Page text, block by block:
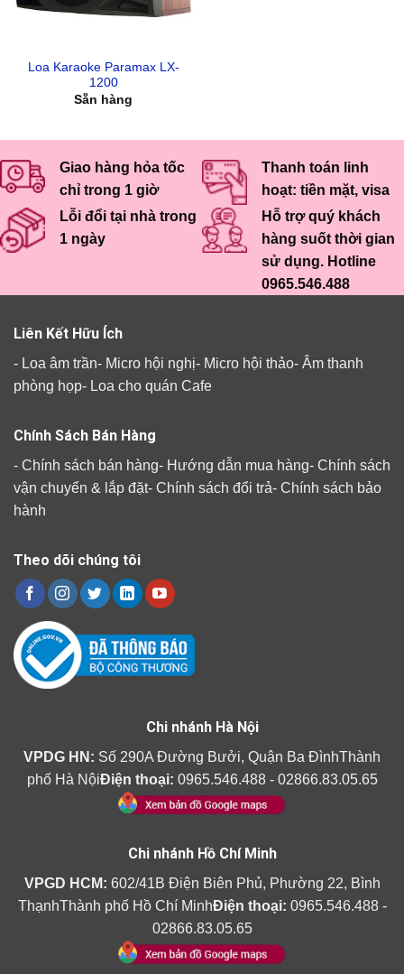
Loa Karaoke Paramax LX-
1200
Sẵn hàng
Giao hàng hỏa tốc
chỉ trong 1 giờ
Thanh toán linh
hoạt: tiền mặt, visa
Lỗi đổi tại nhà trong
1 ngày
Hỗ trợ quý khách
hàng suốt thời gian
sử dụng. Hotline
0965.546.488
Liên Kết Hữu Ích
- Loa âm trần- Micro hội nghị- Micro hội thảo- Âm thanh
phòng họp- Loa cho quán Cafe
Chính Sách Bán Hàng
- Chính sách bán hàng- Hướng dẫn mua hàng- Chính sách
vận chuyển & lắp đặt- Chính sách đổi trả- Chính sách bảo
hành
Theo dõi chúng tôi
Chi nhánh Hà Nội
VPDG HN: Số 290A Đường Bưởi, Quận Ba ĐìnhThành
phố Hà NộiĐiện thoại: 0965.546.488 - 02866.83.05.65
Chi nhánh Hồ Chí Minh
VPGD HCM: 602/41B Điện Biên Phủ, Phường 22, Bình
ThạnhThành phố Hồ Chí MinhĐiện thoại: 0965.546.488 -
02866.83.05.65